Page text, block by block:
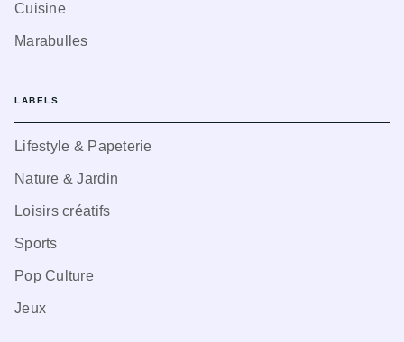
Cuisine
Marabulles
LABELS
Lifestyle & Papeterie
Nature & Jardin
Loisirs créatifs
Sports
Pop Culture
Jeux